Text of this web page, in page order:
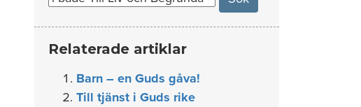
Relaterade artiklar
Barn – en Guds gåva!
Till tjänst i Guds rike